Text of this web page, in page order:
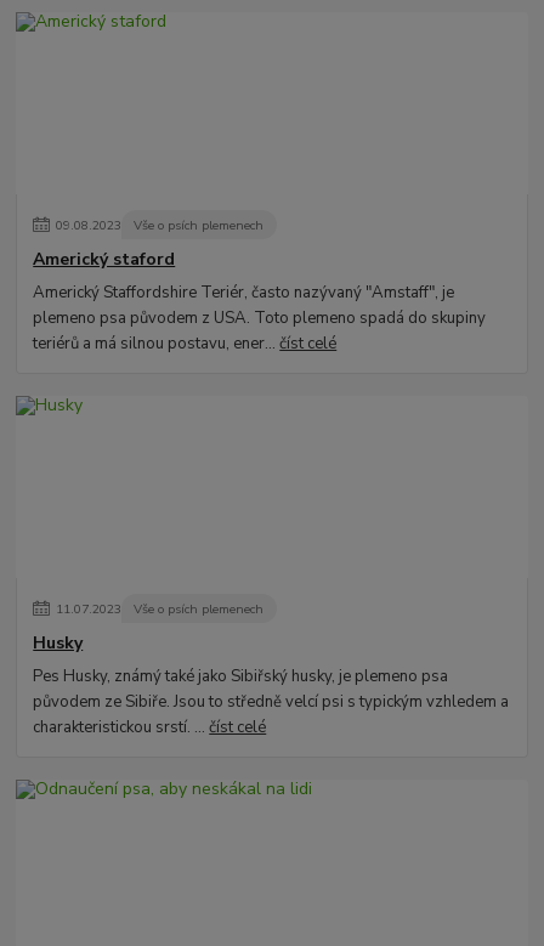
09.08.2023 Vše o psích plemenech
Americký staford
Americký Staffordshire Teriér, často nazývaný "Amstaff", je
plemeno psa původem z USA. Toto plemeno spadá do skupiny
teriérů a má silnou postavu, ener...číst celé
11.07.2023 Vše o psích plemenech
Husky
Pes Husky, známý také jako Sibiřský husky, je plemeno psa
původem ze Sibiře. Jsou to středně velcí psi s typickým vzhledem a
charakteristickou srstí. ...číst celé